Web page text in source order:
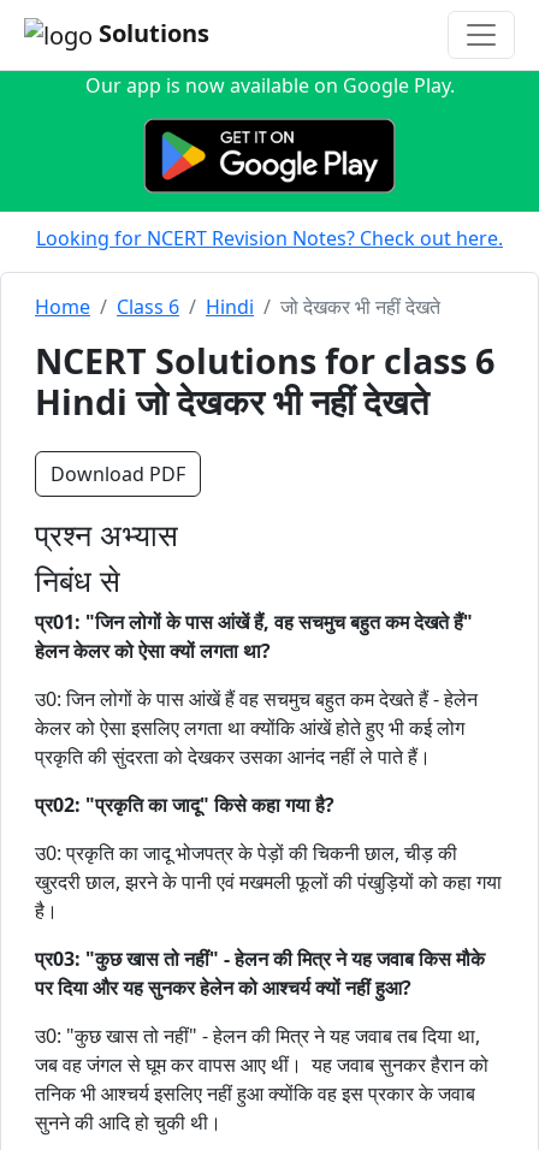
Solutions
Our app is now available on Google Play.
Looking for NCERT Revision Notes? Check out here.
Home Class 6 Hindi जो देखकर भी नहीं देखते
NCERT Solutions for class 6
Hindi जो देखकर भी नहीं देखते
Download PDF
प्रश्न अभ्यास
निबंध से
प्र01: "जिन लोगों के पास आंखें हैं, वह सचमुच बहुत कम देखते हैं"
हेलन केलर को ऐसा क्यों लगता था?
उ0: जिन लोगों के पास आंखें हैं वह सचमुच बहुत कम देखते हैं - हेलेन
केलर को ऐसा इसलिए लगता था क्योंकि आंखें होते हुए भी कई लोग
प्रकृति की सुंदरता को देखकर उसका आनंद नहीं ले पाते हैं।
प्र02: "प्रकृति का जादू" किसे कहा गया है?
उ0: प्रकृति का जादू भोजपत्र के पेड़ों की चिकनी छाल, चीड़ की
खुरदरी छाल, झरने के पानी एवं मखमली फूलों की पंखुड़ियों को कहा गया
है।
प्र03: "कुछ खास तो नहीं" - हेलन की मित्र ने यह जवाब किस मौके
पर दिया और यह सुनकर हेलेन को आश्चर्य क्यों नहीं हुआ?
उ0: "कुछ खास तो नहीं" - हेलन की मित्र ने यह जवाब तब दिया था,
जब वह जंगल से घूम कर वापस आए थीं। यह जवाब सुनकर हैरान को
तनिक भी आश्चर्य इसलिए नहीं हुआ क्योंकि वह इस प्रकार के जवाब
सुनने की आदि हो चुकी थी।